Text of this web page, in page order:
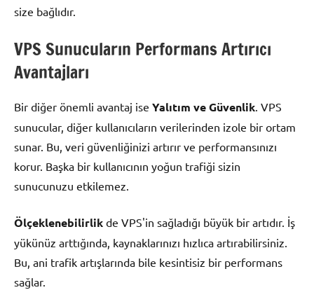
size bağlıdır.
VPS Sunucuların Performans Artırıcı
Avantajları
Bir diğer önemli avantaj ise Yalıtım ve Güvenlik. VPS
sunucular, diğer kullanıcıların verilerinden izole bir ortam
sunar. Bu, veri güvenliğinizi artırır ve performansınızı
korur. Başka bir kullanıcının yoğun trafiği sizin
sunucunuzu etkilemez.
Ölçeklenebilirlik de VPS'in sağladığı büyük bir artıdır. İş
yükünüz arttığında, kaynaklarınızı hızlıca artırabilirsiniz.
Bu, ani trafik artışlarında bile kesintisiz bir performans
sağlar.